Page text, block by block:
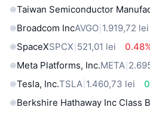
Taiwan Semiconductor
Broadcom IncAVGO 1.919,72 lei
SpaceXSPCX 521,01 lei
Meta Platforms, Inc.META
Tesla, Inc.TSLA 1.460,73 lei
Berkshire Hathaway Inc Class B